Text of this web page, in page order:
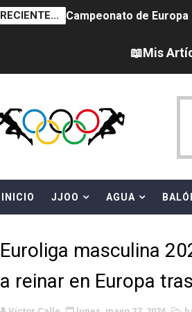
RECIENTE... Campeonato de
Campeonato de
Campeonato de
AEW - Adam Page con
Canadá Open 2026
Canadian Elite
📖Mis
INICIO JJOO AGUA
Euroliga masculina
a reinar en Europa